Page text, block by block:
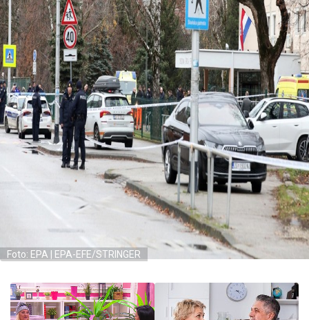
Foto: EPA | EPA-EFE/STRINGER